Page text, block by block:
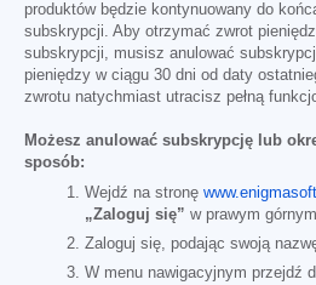
produktów będzie kontynuowany do
subskrypcji. Aby otrzymać zwrot
subskrypcji, musisz anulować
pieniędzy w ciągu 30 dni od daty
zwrotu natychmiast utracisz pełną
Możesz anulować subskrypcję lub
sposób:
Wejdź na stronę
„Zaloguj się” w prawym
Zaloguj się, podając swoją
W menu nawigacyjnym przejdź